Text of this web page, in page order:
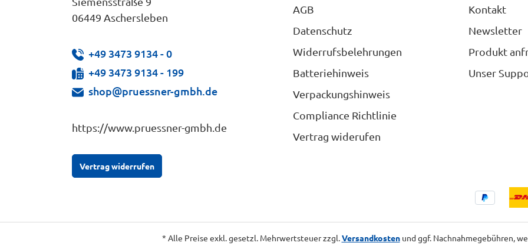
06449 Aschersleben
+49 3473 9134 - 0
+49 3473 9134 - 199
shop@pruessner-gmbh.de
https://www.pruessner-gmbh.de
Vertrag widerrufen
AGB
Datenschutz
Widerrufsbelehrungen
Batteriehinweis
Verpackungshinweis
Compliance Richtlinie
Vertrag widerufen
Kontakt
Newsletter
Produkt
Unser
* Alle Preise exkl. gesetzl. Mehrwertsteuer zzgl.Versandkostenund ggf. Nachnahmegebühren,